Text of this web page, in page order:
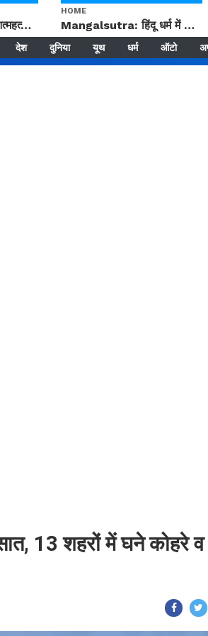
मनीषा हत्याकांड: हत्या, आत्महत्या या कोई बड़ा राज? | Full Story | Josh Haryana
HOME
Mangalsutra: हिंदू धर्म में शादी के बाद मंगलसूत्र क्यों पहनती है महिलाएं, किसने शुरु की ये परंपरा
देश दुनिया यूथ धर्म ऑटो
13 शहरों में घने कोहरे